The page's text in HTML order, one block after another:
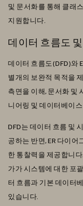
및 문서화를 통해 클래
지원합니다.
데이터 흐름도 및
데이터 흐름도(DFD)와
별개의 보완적 목적을
측면을 이해, 문서화 및
니어링 및 데이터베이
DFD는 데이터 흐름 및
공하는 반면, ER 다이
한 통찰력을 제공합니
가가 시스템에 대한 포
터 흐름과 기본 데이터
있습니다.